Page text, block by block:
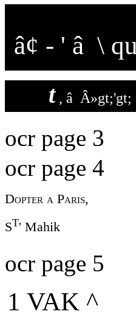
â¢ - ' â \
t, â Â»gt;'gt;
ocr page 3
ocr page 4
Dopter a Paris,
ST' Mahik
ocr page 5
1 VAK ^